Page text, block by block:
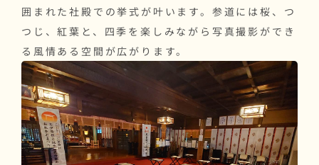
囲まれた社殿での挙式が叶います。参道には桜、つ
つじ、紅葉と、四季を楽しみながら写真撮影ができ
る風情ある空間が広がります。